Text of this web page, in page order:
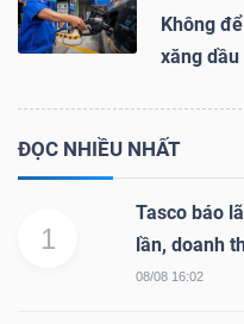
Không
xăng
ĐỌC NHIỀU NHẤT
1
Tasco báo
lần, doanh
08/08 16:02